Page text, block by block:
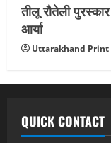
तीलू रौतेली
आर्या
Uttarakhand Print
QUICK CONTACT